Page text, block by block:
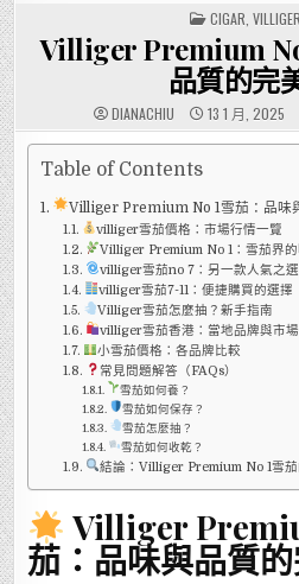
POSTED
IN
CIGAR
Villiger Premium
品質的完
DIANACHIU 13 1 月, 2025
Table of Contents
Villiger Premium No 1雪茄：品味
villiger雪茄價格：市場行情一覽
Villiger Premium No 1：雪茄界的
villiger雪茄no 7：另一款人氣之選
villiger雪茄7-11：便捷購買的選擇
Villiger雪茄怎麼抽？新手指南
villiger雪茄香港：當地品牌與市場
小雪茄價格：各品牌比較
常見問題解答（FAQs）
雪茄如何養？
雪茄如何保存？
雪茄怎麼抽？
雪茄如何收乾？
結論：Villiger Premium No 1雪茄
Villiger
茄：品味與品質